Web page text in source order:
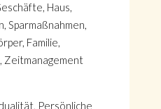
Haus,
Sparmaßnahmen,
Familie,
Persönliche